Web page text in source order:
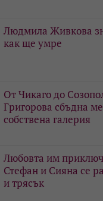
Людмила Живкова
как ще умре
От Чикаго до
Григорова сбъдна
собствена галерия
Любовта им
Стефан и Сияна се
и трясък